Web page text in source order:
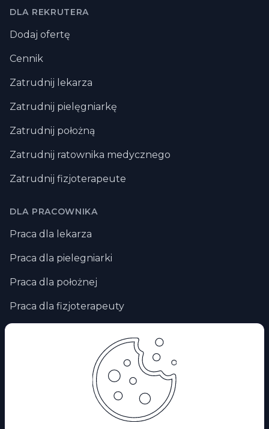
DLA REKRUTERA
Dodaj ofertę
Cennik
Zatrudnij lekarza
Zatrudnij pielęgniarkę
Zatrudnij położną
Zatrudnij ratownika medycznego
Zatrudnij fizjoterapeute
DLA PRACOWNIKA
Praca dla lekarza
Praca dla pielegniarki
Praca dla położnej
Praca dla fizjoterapeuty
Praca dla ratownika medycznego